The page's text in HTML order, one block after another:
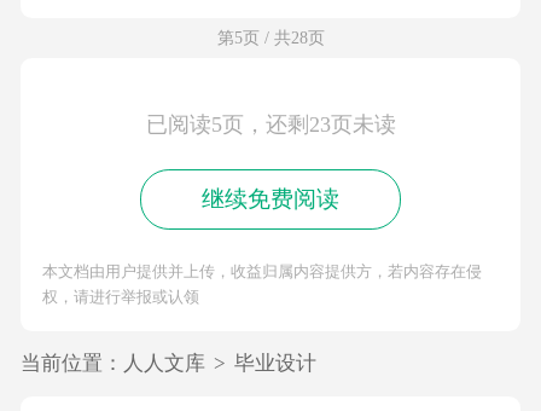
第5页 / 共28页
已阅读5页，还剩23页未读
继续免费阅读
本文档由用户提供并上传，收益归属内容提供方，若内容存在侵
权，请进行举报或认领
当前位置： 人人文库 > 毕业设计